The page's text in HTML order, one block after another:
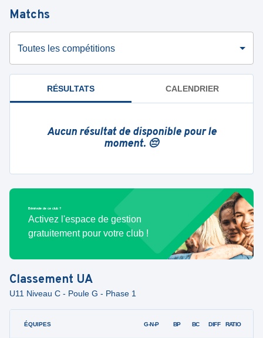
Matchs
Toutes les compétitions
RÉSULTATS CALENDRIER
Aucun résultat de disponible pour le
moment. 😔
Bénévole de ce club ?
Activez l'espace de gestion
gratuitement pour votre club !
Classement UA
U11 Niveau C - Poule G - Phase 1
ÉQUIPES G-N-P BP BC DIFF RATIO